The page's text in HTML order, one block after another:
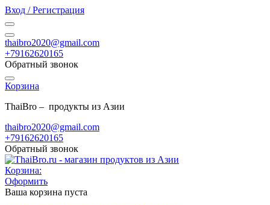
Вход / Регистрация
thaibro2020@gmail.com
+79162620165
Обратный звонок
Корзина
ThaiBro – продукты из Азии
thaibro2020@gmail.com
+79162620165
Обратный звонок
Корзина:
Оформить
Ваша корзина пуста